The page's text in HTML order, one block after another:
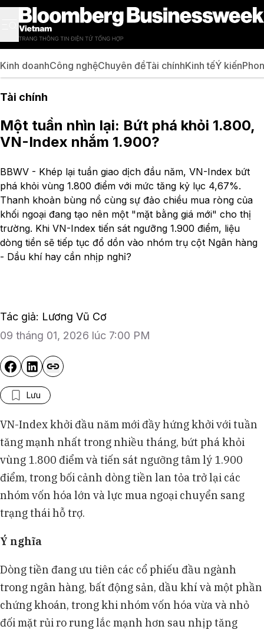
Kinh doanhCông nghệChuyên đềTài chínhKinh tếÝ kiến
Tài chính
Một tuần nhìn lại: Bứt phá khỏi 1.800,
VN-Index nhắm 1.900?
BBWV - Khép lại tuần giao dịch đầu năm, VN-Index bứt
phá khỏi vùng 1.800 điểm với mức tăng kỷ lục 4,67%.
Thanh khoản bùng nổ cùng sự đảo chiều mua ròng của
khối ngoại đang tạo nên một "mặt bằng giá mới" cho thị
trường. Khi VN-Index tiến sát ngưỡng 1.900 điểm, liệu
dòng tiền sẽ tiếp tục đổ dồn vào nhóm trụ cột Ngân hàng
- Dầu khí hay cần nhịp nghỉ?
Tác giả: Lương Vũ Cơ
09 tháng 01, 2026 lúc 7:00 PM
Lưu
VN-Index khởi đầu năm mới đầy hứng khởi với tuần
tăng mạnh nhất trong nhiều tháng, bứt phá khỏi
vùng 1.800 điểm và tiến sát ngưỡng tâm lý 1.900
điểm, trong bối cảnh dòng tiền lan tỏa trở lại các
nhóm vốn hóa lớn và lực mua ngoại chuyển sang
trạng thái hỗ trợ.
Ý nghĩa
Dòng tiền đang ưu tiên các cổ phiếu đầu ngành
trong ngân hàng, bất động sản, dầu khí và một phần
chứng khoán, trong khi nhóm vốn hóa vừa và nhỏ
đối mặt rủi ro rung lắc mạnh hơn sau nhịp tăng